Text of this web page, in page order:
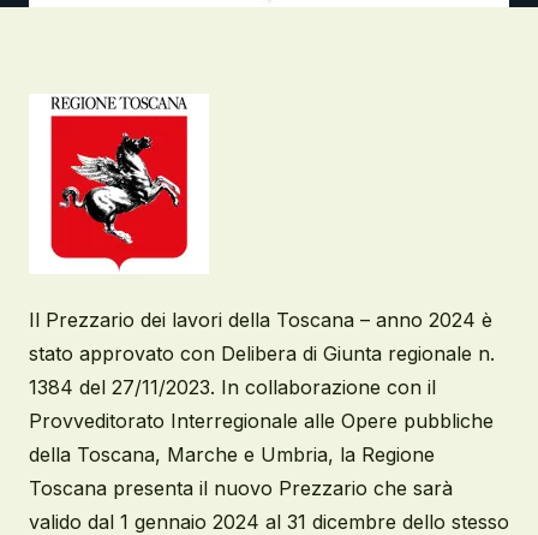
Il Prezzario dei lavori della Toscana – anno 2024 è
stato approvato con Delibera di Giunta regionale n.
1384 del 27/11/2023. In collaborazione con il
Provveditorato Interregionale alle Opere pubbliche
della Toscana, Marche e Umbria, la Regione
Toscana presenta il nuovo Prezzario che sarà
valido dal 1 gennaio 2024 al 31 dicembre dello stesso